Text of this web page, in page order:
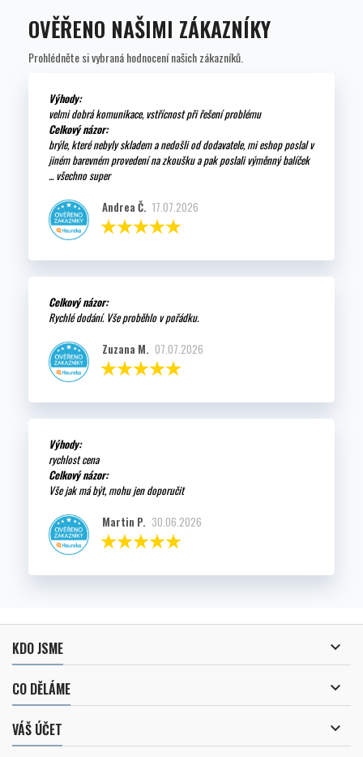
OVĚŘENO NAŠIMI ZÁKAZNÍKY
Prohlédněte si vybraná hodnocení našich zákazníků.
Výhody:
velmi dobrá komunikace, vstřícnost při řešení problému
Celkový názor:
brýle, které nebyly skladem a nedošli od dodavatele, mi eshop poslal v
jiném barevném provedení na zkoušku a pak poslali výměnný balíček
... všechno super
Andrea Č. 17.07.2026
Celkový názor:
Rychlé dodání. Vše proběhlo v pořádku.
Zuzana M. 07.07.2026
Výhody:
rychlost cena
Celkový názor:
Vše jak má být, mohu jen doporučit
Martin P. 30.06.2026
KDO JSME 
CO DĚLÁME 
VÁŠ ÚČET 